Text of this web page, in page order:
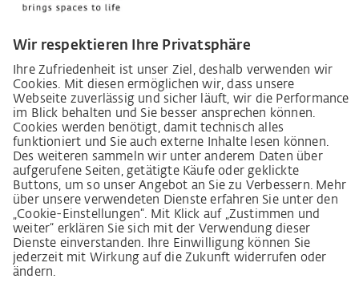
Lieferkettensorgfaltspflichtengesetz
Lieferantenkodex
LkSG-Merkblatt für Lieferanten
Grundsatzerklärung Menschenrechtsstrategie
Beschwerdeverfahren
Impressum AGB
Datenschutz
Erklärung zur Barrierefreiheit